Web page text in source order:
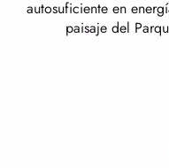
autosuficiente en
paisaje del